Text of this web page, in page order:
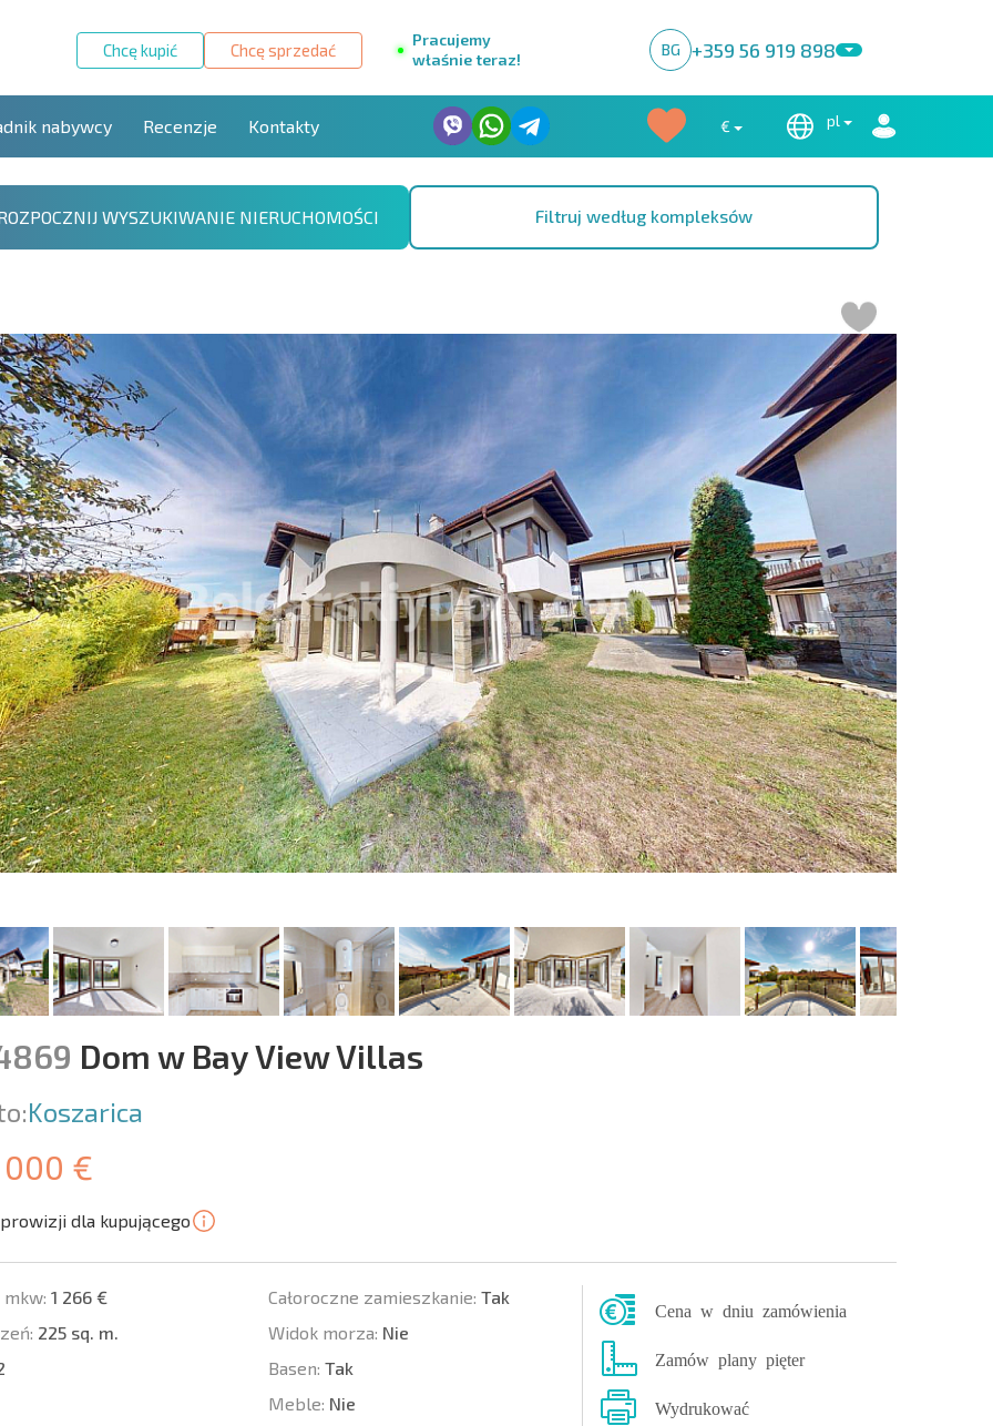
Chcę kupić Chcę sprzedać
Pracujemy
właśnie teraz!
BG +359 56 919 898
nabywcy Recenzje Kontakty € pl
WYSZUKIWANIE NIERUCHOMOŚCI Filtruj według kompleksów
Dom w Bay View Villas
Koszarica
€
dla kupującego
mkw: 1 266 €
225 sq. m.
Całoroczne zamieszkanie: Tak
Widok morza: Nie
Basen: Tak
Meble: Nie
Cena w dniu zamówienia
Zamów plany pięter
Wydrukować